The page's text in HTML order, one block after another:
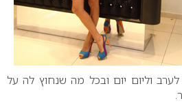
וליום יום ובכל מה שנחוץ לה על